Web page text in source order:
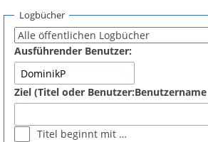
Fördermitglied werden
Fehler melden
Logbücher
Ausführender Benutzer:
Ziel (Titel oder
Titel beginnt mit …